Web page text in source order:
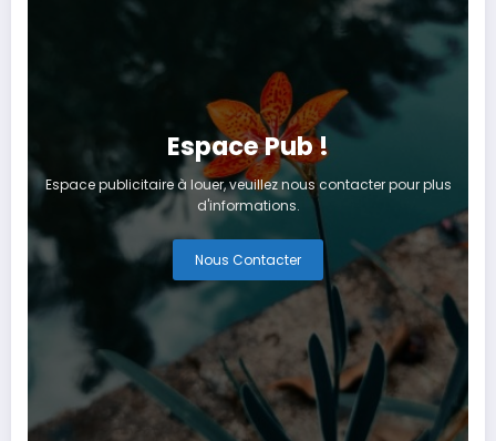
Espace Pub !
Espace publicitaire à louer, veuillez nous contacter pour plus
d'informations.
Nous Contacter